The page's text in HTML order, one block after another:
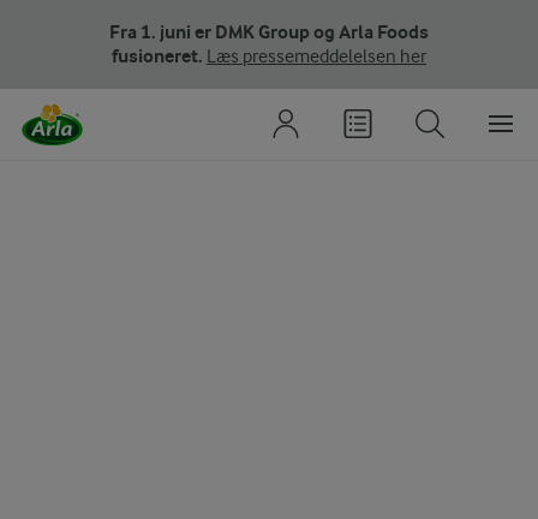
Fra 1. juni er DMK Group og Arla Foods
fusioneret. Læs pressemeddelelsen her